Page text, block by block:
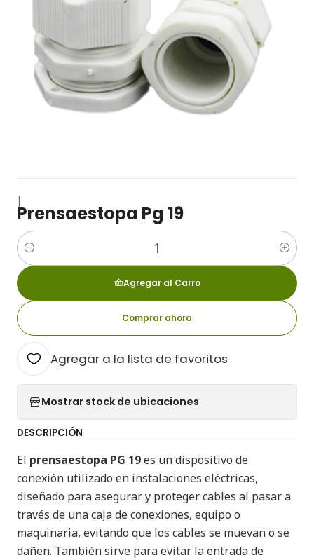
|
Prensaestopa Pg 19
Cantidad
Agregar al Carro
Comprar ahora
Agregar a la lista de favoritos
Mostrar stock de ubicaciones
DESCRIPCIÓN
El prensaestopa PG 19es un dispositivo de
conexión utilizado en instalaciones eléctricas,
diseñado para asegurar y proteger cables al pasar a
través de una caja de conexiones, equipo o
maquinaria, evitando que los cables se muevan o se
dañen. También sirve para evitar la entrada de